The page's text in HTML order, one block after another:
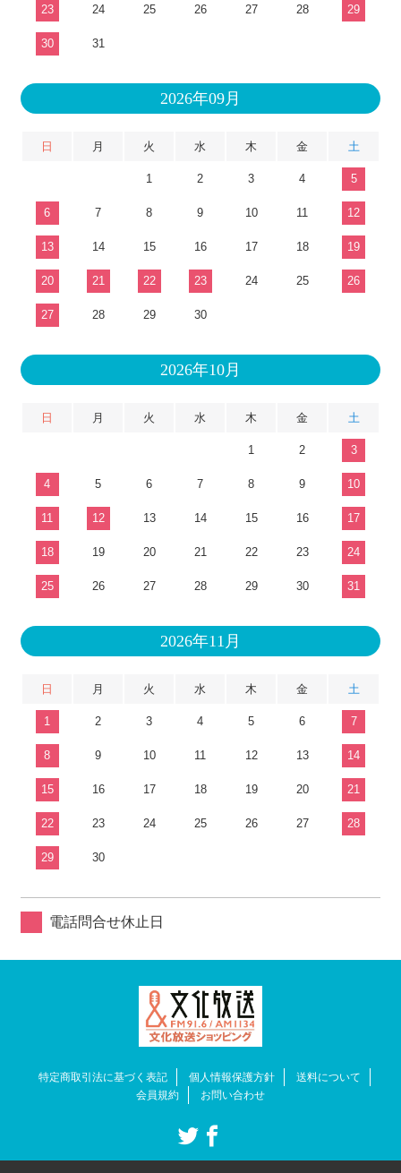
23 24 25 26 27 28 29
30 31
2026年09月
日 月 火 水 木 金 土
1 2 3 4 5
6 7 8 9 10 11 12
13 14 15 16 17 18 19
20 21 22 23 24 25 26
27 28 29 30
2026年10月
日 月 火 水 木 金 土
1 2 3
4 5 6 7 8 9 10
11 12 13 14 15 16 17
18 19 20 21 22 23 24
25 26 27 28 29 30 31
2026年11月
日 月 火 水 木 金 土
1 2 3 4 5 6 7
8 9 10 11 12 13 14
15 16 17 18 19 20 21
22 23 24 25 26 27 28
29 30
電話問合せ休止日
特定商取引法に基づく表記 個人情報保護方針
送料について
会員規約
お問い合わせ